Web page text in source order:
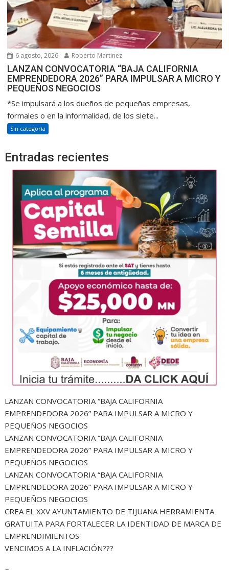
6 agosto, 2026 Roberto Martinez
LANZAN CONVOCATORIA “BAJA CALIFORNIA
EMPRENDEDORA 2026” PARA IMPULSAR A MICRO Y
PEQUEÑOS NEGOCIOS
*Se impulsará a los dueños de pequeñas empresas,
formales o en la informalidad, de los siete...
Sin categoría
Entradas recientes
LANZAN CONVOCATORIA “BAJA CALIFORNIA
EMPRENDEDORA 2026” PARA IMPULSAR A MICRO Y
PEQUEÑOS NEGOCIOS
LANZAN CONVOCATORIA “BAJA CALIFORNIA
EMPRENDEDORA 2026” PARA IMPULSAR A MICRO Y
PEQUEÑOS NEGOCIOS
LANZAN CONVOCATORIA “BAJA CALIFORNIA
EMPRENDEDORA 2026” PARA IMPULSAR A MICRO Y
PEQUEÑOS NEGOCIOS
CREA EL XXV AYUNTAMIENTO DE TIJUANA HERRAMIENTA
GRATUITA PARA FORTALECER LA IDENTIDAD DE MARCA DE
EMPRENDIMIENTOS
VENCIMOS A LA INFLACIÓN???